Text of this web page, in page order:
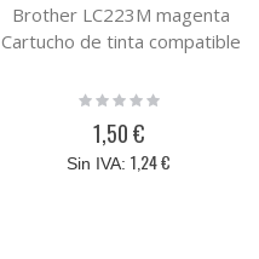
Brother LC223M magenta
Cartucho de tinta compatible
Rating:
1,50 €
1,24 €